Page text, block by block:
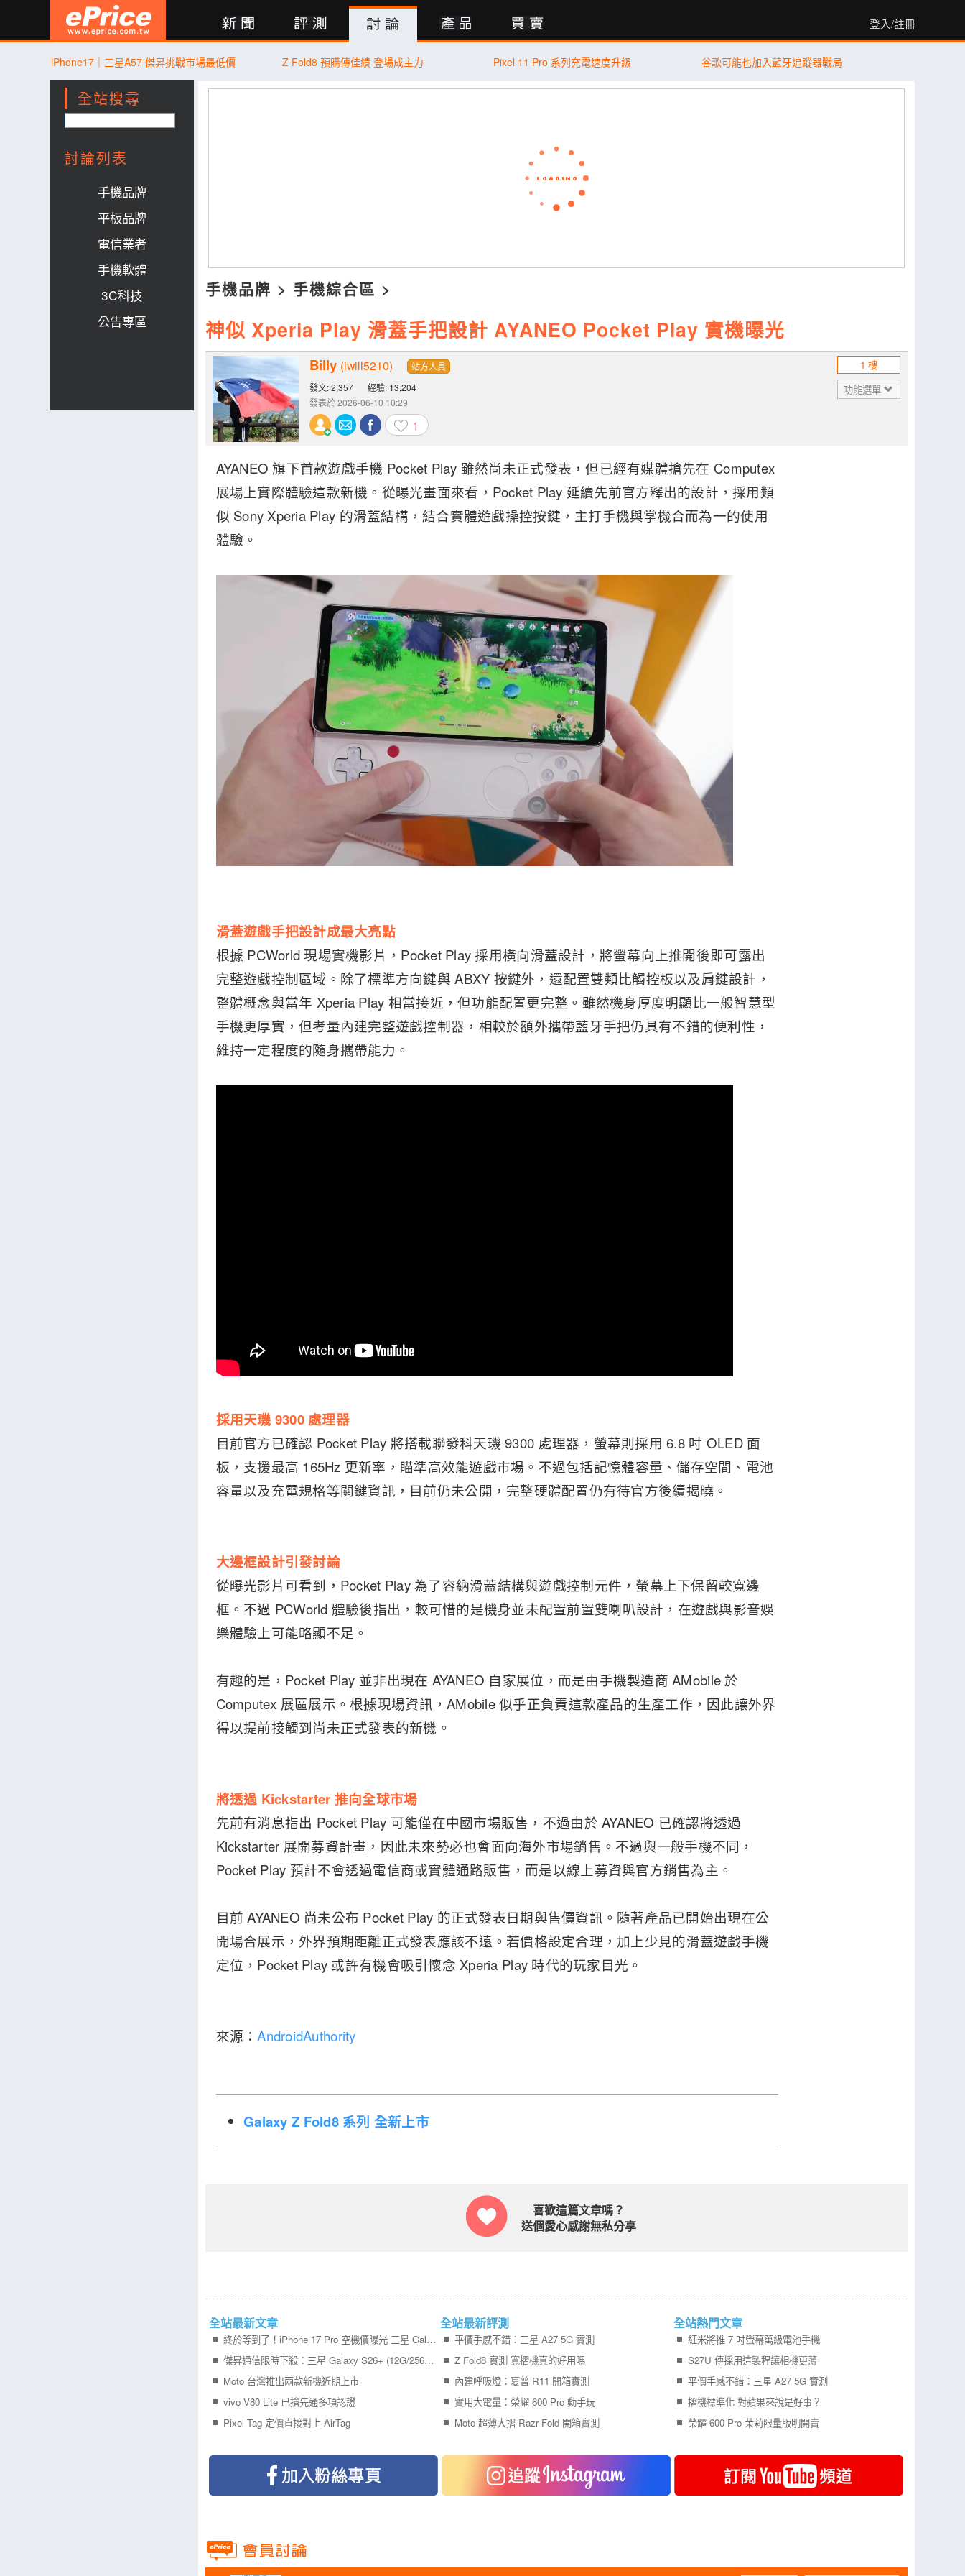
登入/註冊
評測 討論 產品 買賣 登入 行動版
iPhone17｜三星A57 傑昇挑戰市場最低價 Z Fold8 預購傳佳績 登場成主力 Pixel 11 Pro 系列充電速度升級 谷歌可能也加入藍牙追蹤器戰局
全站搜尋
討論列表
手機品牌
平板品牌
電信業者
手機軟體
3C科技
公告專區
手機品牌 > 手機綜合區 >
神似 Xperia Play 滑蓋手把設計 AYANEO Pocket Play 實機曝光
Billy (iwill5210)
站方人員
發文: 2,357
經驗: 13,204
發表於 2026-06-10 10:29
1
1 樓
功能選單
AYANEO 旗下首款遊戲手機 Pocket Play 雖然尚未正式發表，但已經有媒體搶先在 Computex
展場上實際體驗這款新機。從曝光畫面來看，Pocket Play 延續先前官方釋出的設計，採用類
似 Sony Xperia Play 的滑蓋結構，結合實體遊戲操控按鍵，主打手機與掌機合而為一的使用
體驗。
滑蓋遊戲手把設計成最大亮點
根據 PCWorld 現場實機影片，Pocket Play 採用橫向滑蓋設計，將螢幕向上推開後即可露出
完整遊戲控制區域。除了標準方向鍵與 ABXY 按鍵外，還配置雙類比觸控板以及肩鍵設計，
整體概念與當年 Xperia Play 相當接近，但功能配置更完整。雖然機身厚度明顯比一般智慧型
手機更厚實，但考量內建完整遊戲控制器，相較於額外攜帶藍牙手把仍具有不錯的便利性，
維持一定程度的隨身攜帶能力。
採用天璣 9300 處理器
目前官方已確認 Pocket Play 將搭載聯發科天璣 9300 處理器，螢幕則採用 6.8 吋 OLED 面
板，支援最高 165Hz 更新率，瞄準高效能遊戲市場。不過包括記憶體容量、儲存空間、電池
容量以及充電規格等關鍵資訊，目前仍未公開，完整硬體配置仍有待官方後續揭曉。
大邊框設計引發討論
從曝光影片可看到，Pocket Play 為了容納滑蓋結構與遊戲控制元件，螢幕上下保留較寬邊
框。不過 PCWorld 體驗後指出，較可惜的是機身並未配置前置雙喇叭設計，在遊戲與影音娛
樂體驗上可能略顯不足。
有趣的是，Pocket Play 並非出現在 AYANEO 自家展位，而是由手機製造商 AMobile 於
Computex 展區展示。根據現場資訊，AMobile 似乎正負責這款產品的生產工作，因此讓外界
得以提前接觸到尚未正式發表的新機。
將透過 Kickstarter 推向全球市場
先前有消息指出 Pocket Play 可能僅在中國市場販售，不過由於 AYANEO 已確認將透過
Kickstarter 展開募資計畫，因此未來勢必也會面向海外市場銷售。不過與一般手機不同，
Pocket Play 預計不會透過電信商或實體通路販售，而是以線上募資與官方銷售為主。
目前 AYANEO 尚未公布 Pocket Play 的正式發表日期與售價資訊。隨著產品已開始出現在公
開場合展示，外界預期距離正式發表應該不遠。若價格設定合理，加上少見的滑蓋遊戲手機
定位，Pocket Play 或許有機會吸引懷念 Xperia Play 時代的玩家目光。
來源：AndroidAuthority
Galaxy Z Fold8 系列 全新上市
喜歡這篇文章嗎？
送個愛心感謝無私分享
全站最新文章
終於等到了！iPhone 17 Pro 空機價曝光 三星 Galaxy S26+ 狂降近 8 千
傑昇通信限時下殺：三星 Galaxy S26+ (12G/256G) 只要 $29,990 元！(8/6-8/9)
Moto 台灣推出兩款新機近期上市
vivo V80 Lite 已搶先通多項認證
Pixel Tag 定價直接對上 AirTag
全站最新評測
平價手感不錯：三星 A27 5G 實測
Z Fold8 實測 寬摺機真的好用嗎
內建呼吸燈：夏普 R11 開箱實測
實用大電量：榮耀 600 Pro 動手玩
Moto 超薄大摺 Razr Fold 開箱實測
全站熱門文章
紅米將推 7 吋螢幕萬級電池手機
S27U 傳採用這製程讓相機更薄
平價手感不錯：三星 A27 5G 實測
摺機標準化 對蘋果來說是好事？
榮耀 600 Pro 茉莉限量版明開賣